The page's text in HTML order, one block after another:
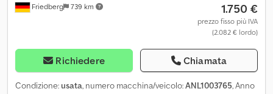
Friedberg 739 km 1.750 €
prezzo fisso più IVA
(2.082 € lordo)
Richiedere Chiamata
Condizione:usata, numero macchina/veicolo:ANL1003765, Anno